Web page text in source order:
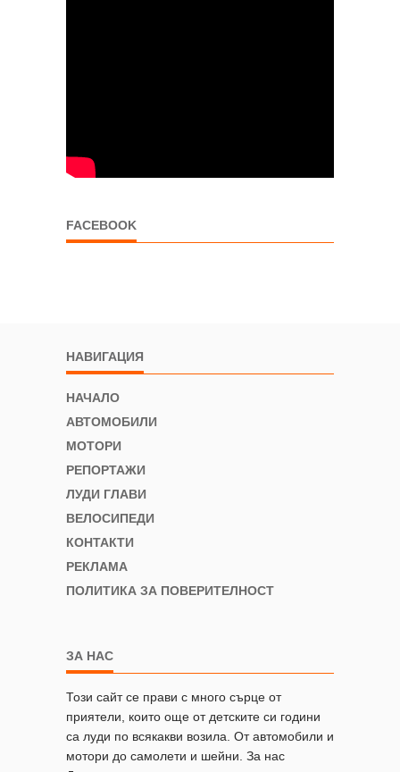
FACEBOOK
НАВИГАЦИЯ
НАЧАЛО
АВТОМОБИЛИ
МОТОРИ
РЕПОРТАЖИ
ЛУДИ ГЛАВИ
ВЕЛОСИПЕДИ
КОНТАКТИ
РЕКЛАМА
ПОЛИТИКА ЗА ПОВЕРИТЕЛНОСТ
ЗА НАС
Този сайт се прави с много сърце от
приятели, които още от детските си години
са луди по всякакви возила. От автомобили и
мотори до самолети и шейни. За нас